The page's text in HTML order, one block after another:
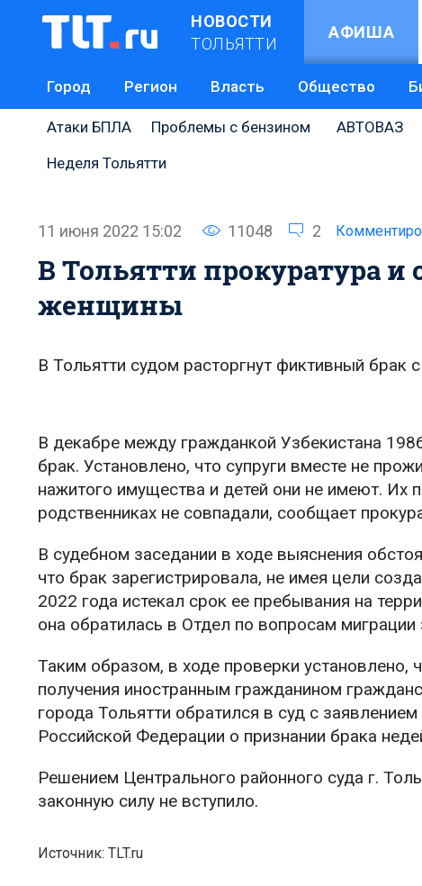
НОВОСТИ
ТОЛЬЯТТИ
АФИША
Город Регион Власть Общество
Атаки БПЛА Проблемы с бензином АВТОВАЗ
Неделя Тольятти
11 июня 2022 15:02 11048 2
В Тольятти прокуратура и
женщины
В Тольятти судом расторгнут фиктивный брак
В декабре между гражданкой Узбекистана
брак. Установлено, что супруги вместе не
нажитого имущества и детей они не имеют. Их
родственниках не совпадали, сообщает
В судебном заседании в ходе выяснения
что брак зарегистрировала, не имея цели
2022 года истекал срок ее пребывания на
она обратилась в Отдел по вопросам
Таким образом, в ходе проверки
получения иностранным гражданином
города Тольятти обратился в суд с
Российской Федерации о признании брака
Решением Центрального районного суда г.
законную силу не вступило.
Источник: TLT.ru